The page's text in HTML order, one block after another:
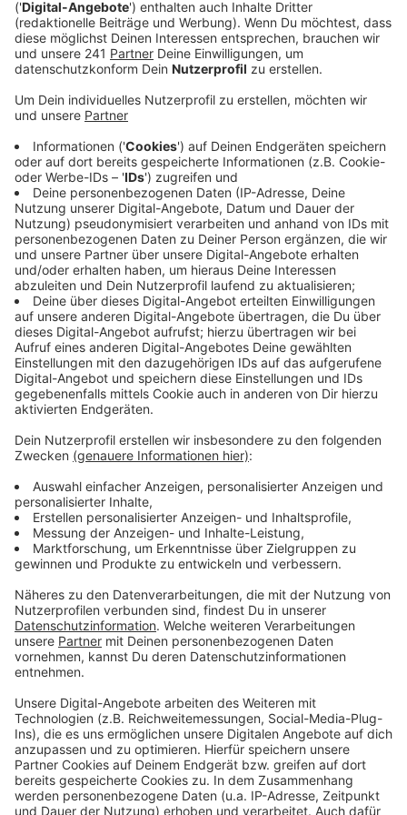
Anzeige
Der Sportpark der Stadt Leverkusen hatte sich vor
rund drei Monaten auf ein Förderprogramm beworben.
Jetzt gab es grünes Licht. Das neue Hallenbad soll
unter anderem mit einer Luft-Wasser-Wärmepumpe
ausgestattet werden, mit Erdsonden und
regenerativer Stromerzeugung – also deutlich
energieeffizienter werden. Die Sanierung kostet rund
5,8 Millionen Euro. Etwas mehr als die Hälfte zahlt der
Sportpark Leverkusen, den Rest übernimmt der Bund.
Für die Bewilligung spielten auch soziale Aspekte eine
große Rolle, denn das Schwimmbad wird neben den
Vereinen aus Bergisch Neukirchen auch von vielen
Vereinen aus anderen Leverkusener Stadtteilen
genutzt.
Anzeige
Weitere Meldungen aus Leverkusen
Anzeige
Wir sammeln Geschenke für Kinder und Jugendliche
Leverkusener Tiertafel schlägt Alarm
Baustelle für RRX in Leverkusen macht Fotschritte